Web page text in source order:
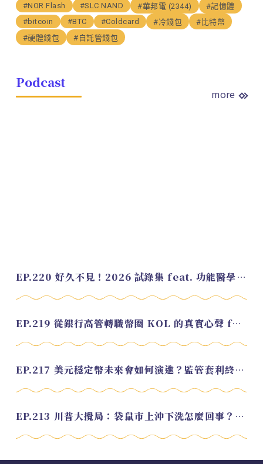
#NOR Flash
#SLC NAND #華邦電 (2344)
#記憶體
#bitcoin
#BTC #Coldcard #冷錢包
#比特幣
#硬體錢包
#自託管錢包
Podcast
more
EP.220 好久不見！2026 試錄集 feat. 功能醫學營養師 美寶
EP.219 從銀行高管轉職幣圈 KOL 的真實心聲 feat.龜大
EP.217 美元穩定幣未來會如何演進？監管套利終將收斂？feat. 研究員 余哲安
EP.213 川普大攪局：袋鼠市上沖下洗怎麼回事？feat. Alvin